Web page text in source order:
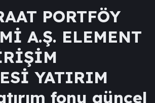
PORTFÖY
A.Ş. ELEMENT
YATIRIM
fonu güncel